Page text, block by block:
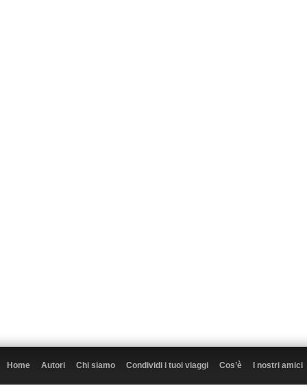
Home Autori Chi siamo Condividi i tuoi viaggi Cos’è I nostri amici